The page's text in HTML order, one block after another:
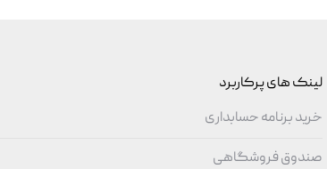
لینک های پرکاربرد
خرید برنامه حسابداری
صندوق فروشگاهی